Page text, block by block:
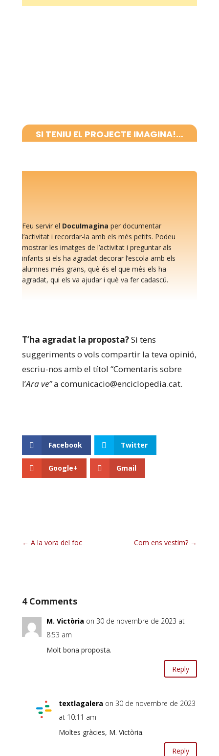
SI TENIU EL PROJECTE IMAGINA!…
Feu servir el DocuImagina per documentar
l’activitat i recordar-la amb els més petits. Podeu
mostrar les imatges de l’activitat i preguntar als
infants si els ha agradat decorar l’escola amb els
alumnes més grans, què és el que més els ha
agradat, qui els va ajudar i què va fer cadascú.
T’ha agradat la proposta?Si tens
suggeriments o vols compartir la teva opinió,
escriu-nos amb el títol “Comentaris sobre
l’Ara ve”a comunicacio@enciclopedia.cat.
Facebook Twitter
Google+ Gmail
Com ens vestim?
A la vora del foc
4 Comments
M. Victòria on 30 de novembre de 2023 at
8:53 am
Molt bona proposta.
Reply
textlagalera on 30 de novembre de 2023
at 10:11 am
Moltes gràcies, M. Victòria.
Reply